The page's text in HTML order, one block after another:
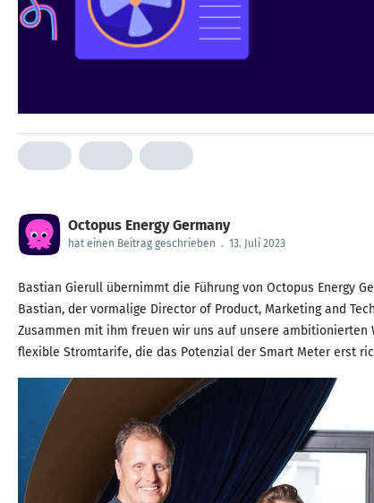
Octopus Energy Germany
hat einen Beitrag geschrieben . 13. Juli 2023
Bastian Gierull übernimmt die Führung von Octopus Energy
Bastian, der vormalige Director of Product, Marketing and
Zusammen mit ihm freuen wir uns auf unsere ambitionierten
flexible Stromtarife, die das Potenzial der Smart Meter erst